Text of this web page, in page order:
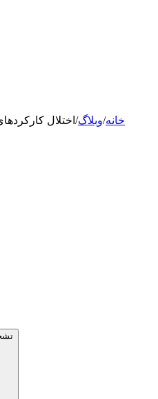
خانه/وبلاگ/ اختلال